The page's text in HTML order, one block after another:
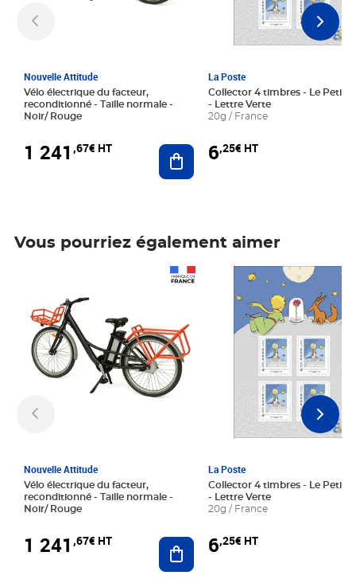
Nouvelle Attitude
Vélo électrique du facteur,
reconditionné - Taille normale -
Noir/ Rouge
1 241 ,67€ HT Ajouter au panier
La Poste
Collector 4 timbres - Le Petit
- Lettre Verte
20g / France
6,25€ HT
Vous pourriez également aimer
Nouvelle Attitude
Vélo électrique du facteur,
reconditionné - Taille normale -
Noir/ Rouge
1 241 ,67€ HT Ajouter au panier
La Poste
Collector 4 timbres - Le Petit
- Lettre Verte
20g / France
6,25€ HT
Prix 6,25€ HT